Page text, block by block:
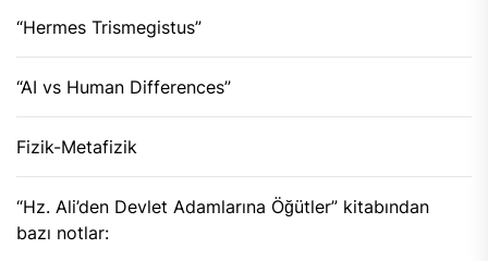
“Hermes Trismegistus”
“AI vs Human Differences”
Fizik-Metafizik
“Hz. Ali’den Devlet Adamlarına Öğütler” kitabından
bazı notlar: